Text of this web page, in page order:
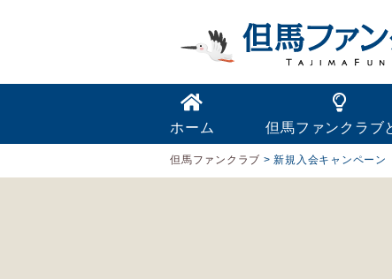
ホーム 但馬ファンクラブ
但馬ファンクラブ >新規入会キャンペーン